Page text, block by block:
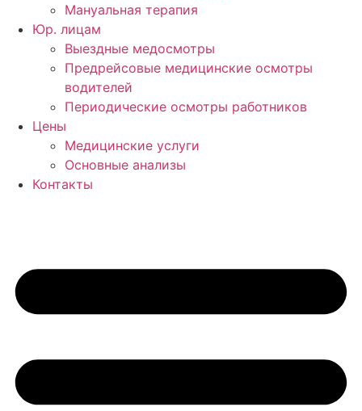
Мануальная терапия
Юр. лицам
Выездные медосмотры
Предрейсовые медицинские осмотры
водителей
Периодические осмотры работников
Цены
Медицинские услуги
Основные анализы
Контакты